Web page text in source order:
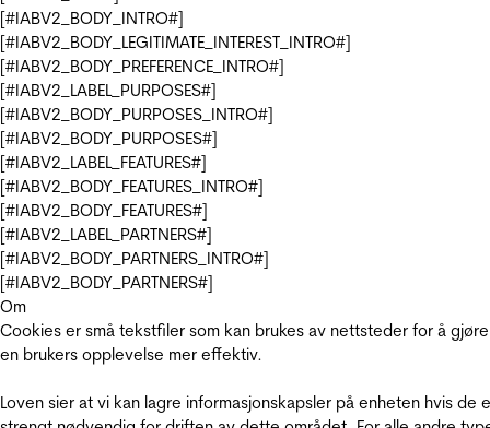
[#IABV2_BODY_INTRO#]
[#IABV2_BODY_LEGITIMATE_INTEREST_INTRO#]
[#IABV2_BODY_PREFERENCE_INTRO#]
[#IABV2_LABEL_PURPOSES#]
[#IABV2_BODY_PURPOSES_INTRO#]
[#IABV2_BODY_PURPOSES#]
[#IABV2_LABEL_FEATURES#]
[#IABV2_BODY_FEATURES_INTRO#]
[#IABV2_BODY_FEATURES#]
[#IABV2_LABEL_PARTNERS#]
[#IABV2_BODY_PARTNERS_INTRO#]
[#IABV2_BODY_PARTNERS#]
Om
Cookies er små tekstfiler som kan brukes av nettsteder for å gjøre
en brukers opplevelse mer effektiv.
Loven sier at vi kan lagre informasjonskapsler på enheten hvis de